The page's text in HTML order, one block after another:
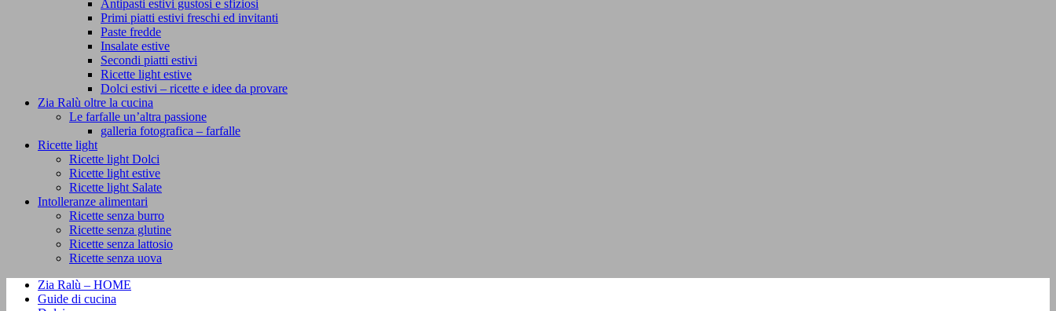
Antipasti estivi gustosi e sfiziosi
Primi piatti estivi freschi ed invitanti
Paste fredde
Insalate estive
Secondi piatti estivi
Ricette light estive
Dolci estivi – ricette e idee da provare
Zia Ralù oltre la cucina
Le farfalle un’altra passione
galleria fotografica – farfalle
Ricette light
Ricette light Dolci
Ricette light estive
Ricette light Salate
Intolleranze alimentari
Ricette senza burro
Ricette senza glutine
Ricette senza lattosio
Ricette senza uova
Zia Ralù – HOME
Guide di cucina